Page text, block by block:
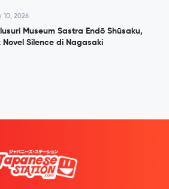
10, 2026
Museum Sastra Endō Shūsaku,
Novel Silence di Nagasaki